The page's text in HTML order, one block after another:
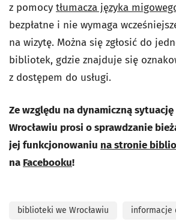
z pomocy tłumacza języka
bezpłatne i nie wymaga
na wizytę. Można się zgłosić do
bibliotek, gdzie znajduje się
z dostępem do usługi.
Ze względu na dynamiczną
Wrocławiu prosi o sprawdzanie
jej funkcjonowaniu na stronie
na Facebooku!
biblioteki we Wrocławiu informacje